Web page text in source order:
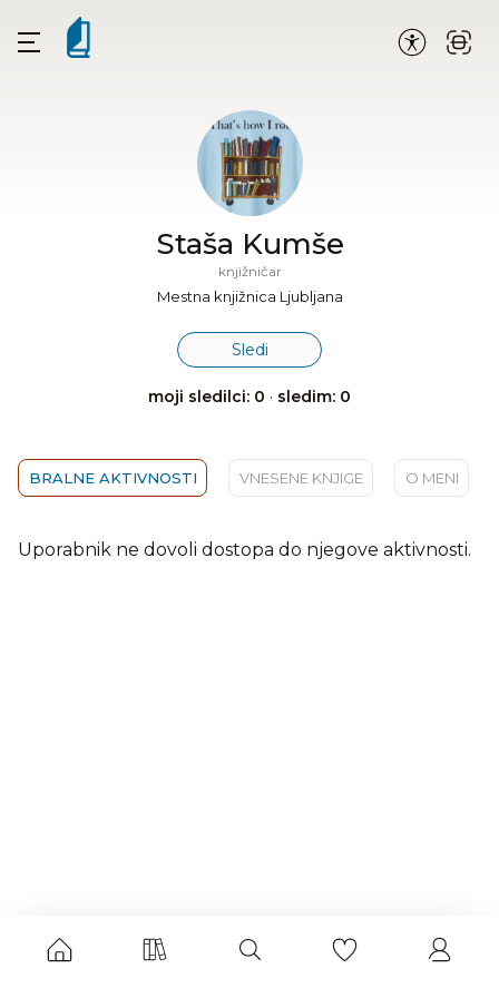
Staša Kumše
knjižničar
Mestna knjižnica Ljubljana
Sledi
moji sledilci: 0 · sledim: 0
BRALNE AKTIVNOSTI VNESENE KNJIGE O MENI
Uporabnik ne dovoli dostopa do njegove aktivnosti.